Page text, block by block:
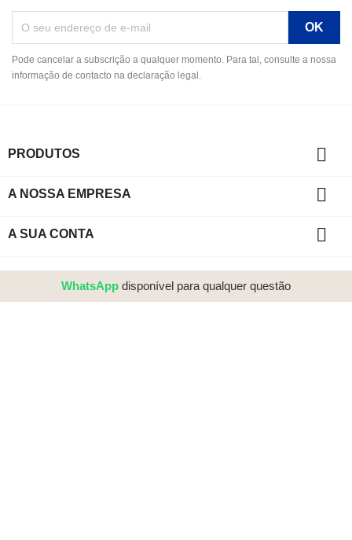
Pode cancelar a subscrição a qualquer momento. Para tal, consulte a nossa
informação de contacto na declaração legal.
PRODUTOS 
A NOSSA EMPRESA 
A SUA CONTA 
WhatsApp disponível para qualquer questão